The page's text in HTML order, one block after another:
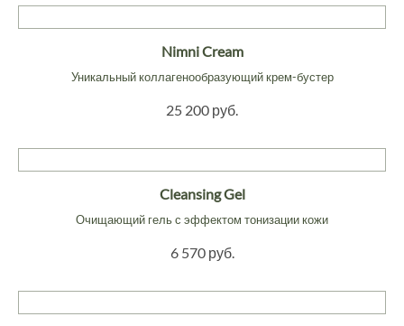
Nimni Cream
Уникальный коллагенообразующий крем-бустер
25 200 руб.
Cleansing Gel
Очищающий гель с эффектом тонизации кожи
6 570 руб.